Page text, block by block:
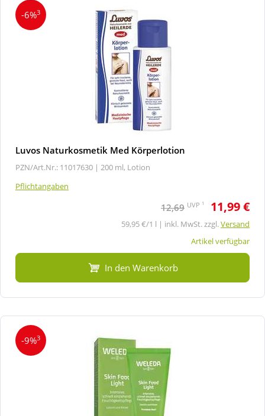
-6%3
Luvos Naturkosmetik Med Körperlotion
PZN/Art.Nr.: 11017630 | 200 ml, Lotion
Pflichtangaben
12,69 UVP 1 11,99 €
59,95 €/1 l | inkl. MwSt. zzgl.Versand
Artikel verfügbar
In den Warenkorb
-9%3